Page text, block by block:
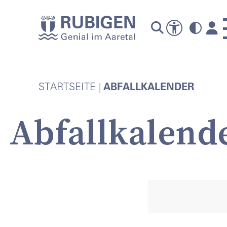
STARTSEITE ABFALLKALENDER